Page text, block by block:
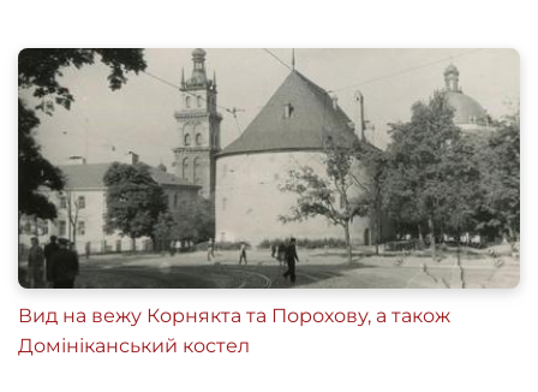
Вид на вежу Корнякта та Порохову, а також
Домініканський костел